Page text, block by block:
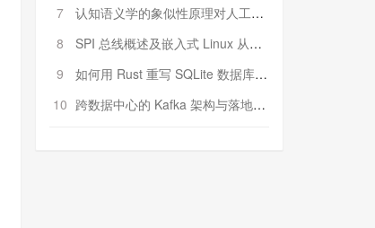
7
认知语义学的象似性原理对人工智能自然语言处理深层语义分析的影响与启示
8
SPI 总线概述及嵌入式 Linux 从属 SPI 设备驱动程序开发（第二部分，实践）
9
如何用 Rust 重写 SQLite 数据库（二）:是否有市场空间？
10 跨数据中心的 Kafka 架构与落地实战